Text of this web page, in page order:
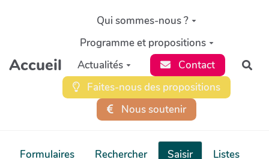
Aller au contenu principal
Accueil
Qui sommes-nous ?
Programme et propositions
Actualités
Contact
Faites-nous des propositions
Nous soutenir
Formulaires Rechercher Saisir
Listes